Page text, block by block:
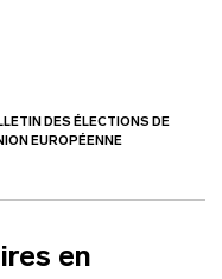
DES ÉLECTIONS DE
EUROPÉENNE
en